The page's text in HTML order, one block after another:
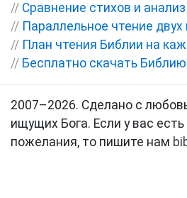
// Сравнение стихов и
// Параллельное чтение двух
// План чтения Библии на
// Бесплатно скачать Библию
2007–2026. Сделано с
ищущих Бога. Если у вас
пожелания, то пишите нам